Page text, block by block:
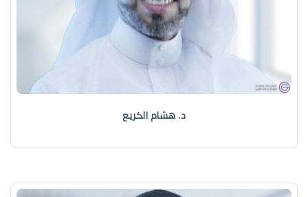
د. هشام الكريع